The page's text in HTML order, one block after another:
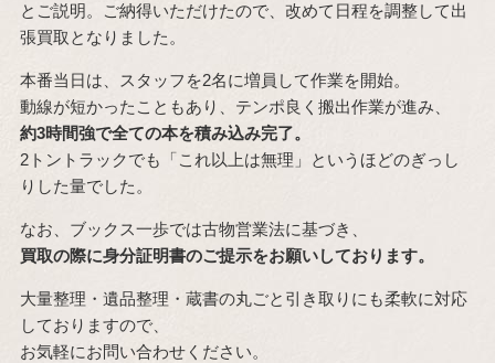
とご説明。ご納得いただけたので、改めて日程を調整して出
張買取となりました。
本番当日は、スタッフを2名に増員して作業を開始。
動線が短かったこともあり、テンポ良く搬出作業が進み、
約3時間強で全ての本を積み込み完了。
2トントラックでも「これ以上は無理」というほどのぎっし
りした量でした。
なお、ブックス一歩では古物営業法に基づき、
買取の際に身分証明書のご提示をお願いしております。
大量整理・遺品整理・蔵書の丸ごと引き取りにも柔軟に対応
しておりますので、
お気軽にお問い合わせください。